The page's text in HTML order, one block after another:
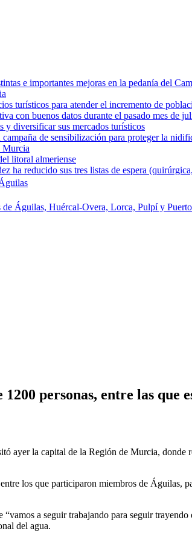
e importantes mejoras en la pedanía del
turísticos para atender el incremento de
con buenos datos durante el pasado mes de
y diversificar sus mercados turísticos
de sensibilización para proteger la
Murcia
litoral almeriense
reducido sus tres listas de espera
Águilas, Huércal-Overa, Lorca, Pulpí y
personas, entre las
la capital de la Región de Murcia, donde
los que participaron miembros de Águilas,
a seguir trabajando para seguir
del agua.